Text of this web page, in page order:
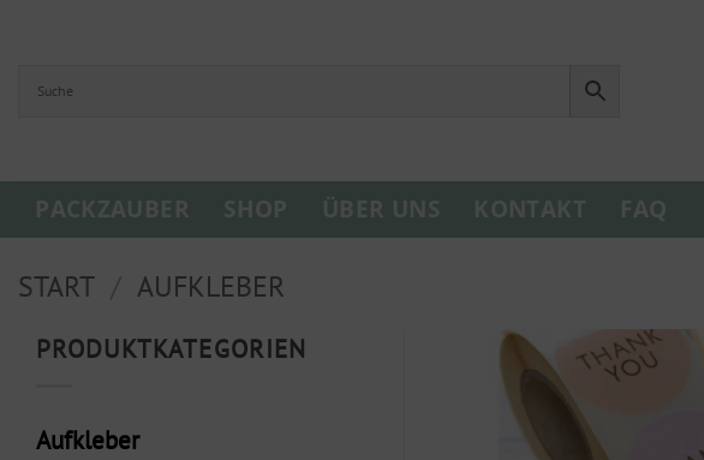
springen
PACKZAUBER SHOP ÜBER UNS KONTAKT FAQ
START AUFKLEBER
PRODUKTKATEGORIEN
Aufkleber